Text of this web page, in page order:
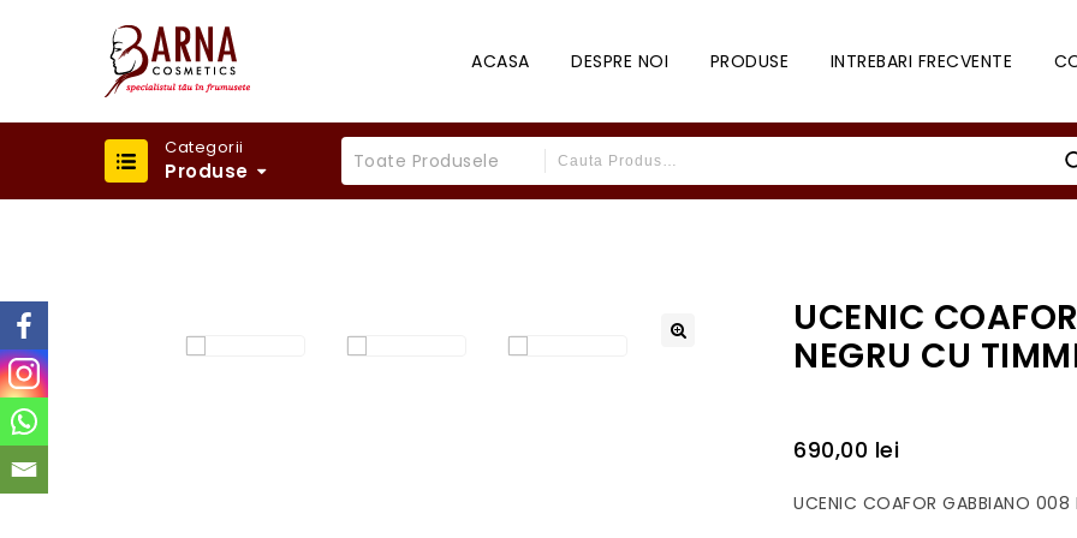
ACASA DESPRE NOI PRODUSE INTREBARI FRECVENTE
Categorii
Produse Toate Produsele
UCENIC
NEGRU CU
690,00 lei
UCENIC COAFOR GABBIANO 008